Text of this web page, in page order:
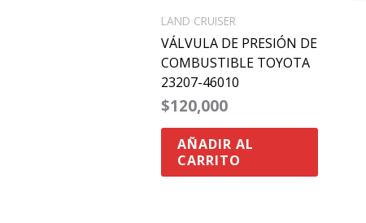
LAND CRUISER
VÁLVULA DE PRESIÓN DE
COMBUSTIBLE TOYOTA
23207-46010
$120,000
AÑADIR AL
CARRITO